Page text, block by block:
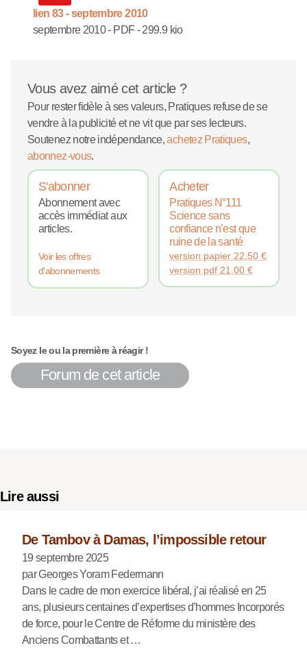
lien 83 - septembre 2010
septembre 2010- PDF-299.9 kio
Vous avez aimé cet article ?
Pour rester fidèle à ses valeurs, Pratiques refuse de se
vendre à la publicité et ne vit que par ses lecteurs.
Soutenez notre indépendance,achetez Pratiques,
abonnez-vous.
S'abonner
Abonnement avec
accès immédiat aux
articles.
Voir les offres
d'abonnements
Acheter
Pratiques N°111
Science sans
confiance n’est que
ruine de la santé
version papier 22,50€
version pdf 21,00€
Soyez le ou la première à réagir !
Forum de cet article
Lire aussi
De Tambov à Damas, l’impossible retour
19 septembre 2025
par Georges Yoram Federmann
Dans le cadre de mon exercice libéral, j’ai réalisé en 25
ans, plusieurs centaines d’expertises d’hommes Incorporés
de force, pour le Centre de Réforme du ministère des
Anciens Combattants et …